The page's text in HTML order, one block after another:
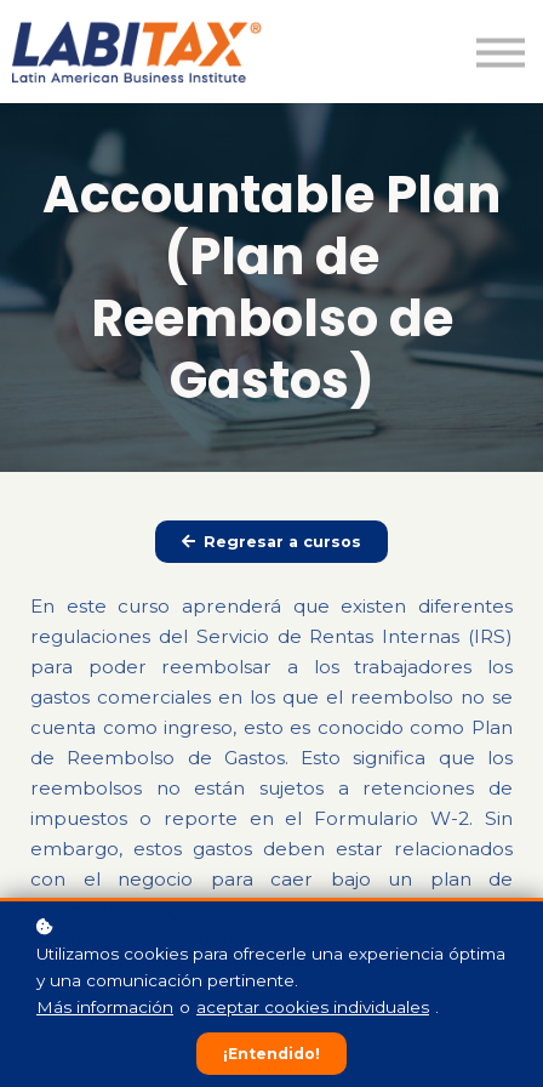
LabitaxVIP
Diamond
LabiPRO
Regístrate
Ingresar
Accountable Plan
(Plan de
Reembolso de
Gastos)
Regresar a cursos
En este curso aprenderá que existen diferentes
regulaciones del Servicio de Rentas Internas (IRS)
para poder reembolsar a los trabajadores los
gastos comerciales en los que el reembolso no se
cuenta como ingreso, esto es conocido como Plan
de Reembolso de Gastos. Esto significa que los
reembolsos no están sujetos a retenciones de
impuestos o reporte en el Formulario W-2. Sin
embargo, estos gastos deben estar relacionados
con el negocio para caer bajo un plan de
reembolso de gastos.
*La información contenida en este curso es únicamente con fines
educativos. Esta no debe ser considerada recomendación jurídica,
tributaria o financiera.
Utilizamos cookies para ofrecerle una experiencia óptima
y una comunicación pertinente.
Más información o aceptar cookies individuales
¡Entendido!